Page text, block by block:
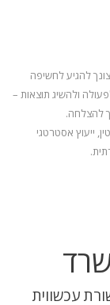
להגיע לחשיפה
ולהשיג תוצאות –
להצלחה.
ייעוץ אסטרטגי
עכשווית